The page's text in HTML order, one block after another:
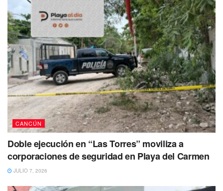
En las redes sociales, se han sumado a la pena que hoy
embarga a la familia del joven promotor, al que amigos y
conocidos llamaban “güero”.
Tags: Cancun muerte Paseos del mar
CANCÚN
Doble ejecución en “Las Torres” moviliza a
corporaciones de seguridad en Playa del Carmen
JULIO 7, 2026